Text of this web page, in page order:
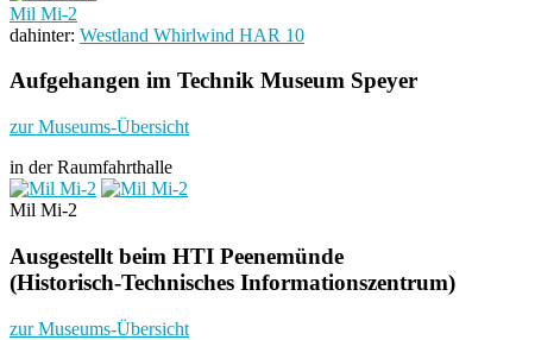
Mil Mi-2
dahinter: Westland Whirlwind HAR 10
Aufgehangen im Technik Museum Speyer
zur Museums-Übersicht
in der Raumfahrthalle
Mil Mi-2
Ausgestellt beim HTI Peenemünde
(Historisch-Technisches Informationszentrum)
zur Museums-Übersicht